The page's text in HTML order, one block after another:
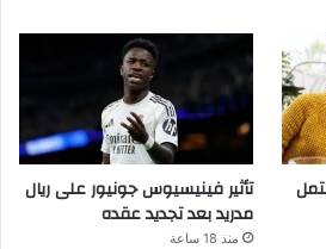
تأثير فينيسيوس جونيور على ريال
مدريد بعد تجديد عقده
منذ 18 ساعة